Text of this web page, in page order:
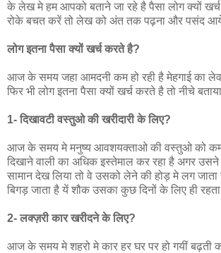
के लेख मे हम आपको बताने जा रहे है पैसा लोग क्यों
रोके बचत करें तो लेख को अंत तक पढ़ना और पसंद
लोग इतना पैसा क्यों खर्च करते है?
आज के समय जहा आमदनी कम हो रही है मेहगाई का
फिर भी लोग इतना पैसा क्यों खर्च करते है तो नीचे
1- दिखावटी वस्तुओ की खरीदारी के लिए?
आज के समय मे मनुष्य आवशयक्ताओ की वस्तुओ को कम
दिखाने वाली का अधिक इस्तेमाल कर रहा है अगर
सामान देख लिया तो वे उसको लेने की होड़ मे लग
बिगड़ जाता है यें शौक उसका कुछ दिनों के लिए ही रहता
2- लक्ज़री कार खरीदने के लिए?
आज के समय मे शहरो मे कार हर घर पर हो गयीं बढ़ती